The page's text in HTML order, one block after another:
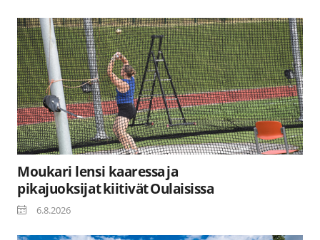
Moukari lensi kaaressa ja
pikajuoksijat kiitivät Oulaisissa
6.8.2026